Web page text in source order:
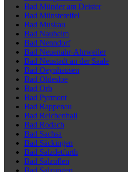
Bad Münder am Deister
Bad Münstereifel
Bad Muskau
Bad Nauheim
Bad Nenndorf
Bad Neuenahr-Ahrweiler
Bad Neustadt an der Saale
Bad Oeynhausen
Bad Oldesloe
Bad Orb
Bad Pyrmont
Bad Rappenau
Bad Reichenhall
Bad Rodach
Bad Sachsa
Bad Säckingen
Bad Salzdetfurth
Bad Salzuflen